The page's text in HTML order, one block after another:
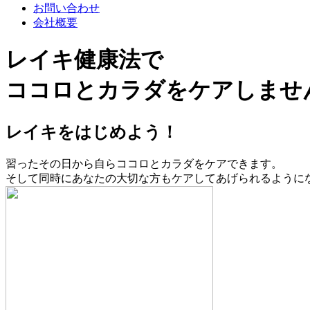
お問い合わせ
会社概要
レイキ健康法で
ココロとカラダをケアしませ
レイキをはじめよう！
習ったその日から自らココロとカラダをケアできます。
そして同時にあなたの大切な方もケアしてあげられるように